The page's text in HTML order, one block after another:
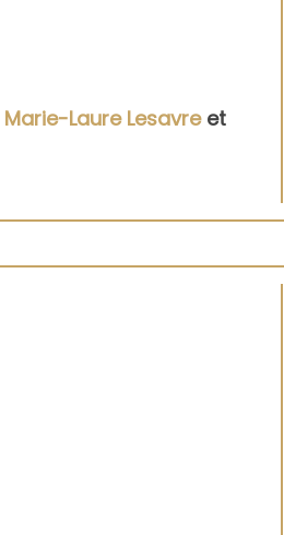
Marie-Laure Lesavre et